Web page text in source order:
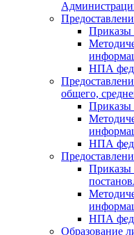
Приказы
НПА
общего,
Приказы
НПА
Приказы
НПА
Образование